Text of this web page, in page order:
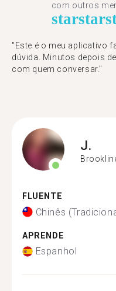
com outros
starstar
"Este é o meu aplicativo
dúvida. Minutos depois
com quem conversar."
J.
FLUENTE
Chinês
APRENDE
Espanhol